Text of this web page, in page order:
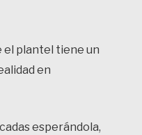
el plantel tiene un
en
esperándola,